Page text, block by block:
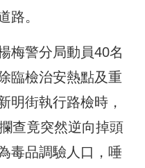
路。
梅警分局動員40名
臨檢治安熱點及重
明街執行路檢時，
查竟突然逆向掉頭
毒品調驗人口，唾